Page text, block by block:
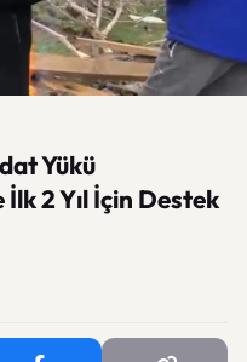
Yükü
2 Yıl İçin Destek